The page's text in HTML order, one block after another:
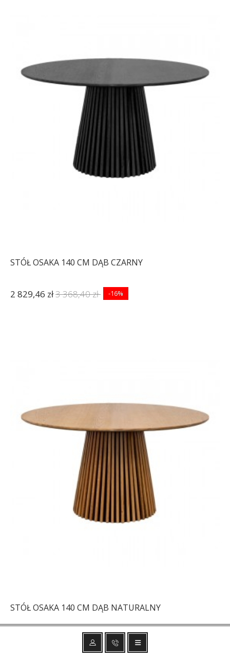
STÓŁ OSAKA 140 CM DĄB CZARNY
2 829,46 zł3 368,40 zł -16%
STÓŁ OSAKA 140 CM DĄB NATURALNY
3 260,20 zł -16%